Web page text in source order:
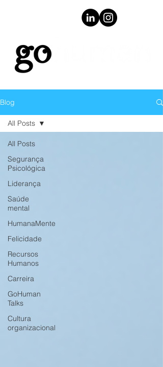
Blog
All Posts
Segurança
Psicológica
Liderança
Saúde
mental
HumanaMente
Felicidade
Recursos
Humanos
Carreira
GoHuman
Talks
Cultura
organizacional
All Posts